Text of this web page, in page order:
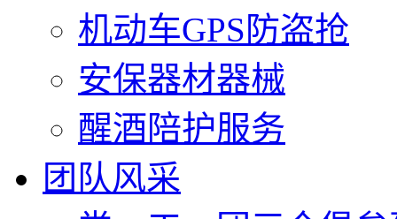
机动车GPS防盗抢
安保器材器械
醒酒陪护服务
团队风采